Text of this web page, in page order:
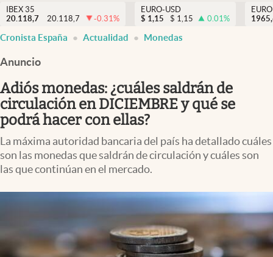
Criptomonedas
España
NOTICIAS
FINANZAS
EURO
IBEX 35
20.118,7
20.118,7 -0.31%
EURO-USD
$ 1,15 $ 1,15 0.01%
Cronista España Actualidad Monedas
Anuncio
Adiós monedas: ¿cuáles saldrán de
circulación en DICIEMBRE y qué se
podrá hacer con ellas?
La máxima autoridad bancaria del país ha detallado cuáles
son las monedas que saldrán de circulación y cuáles son
las que continúan en el mercado.